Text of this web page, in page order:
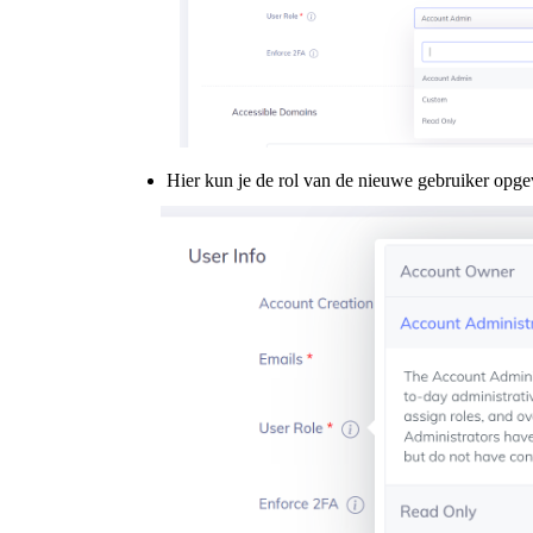
Hier kun je de rol van de nieuwe gebruiker